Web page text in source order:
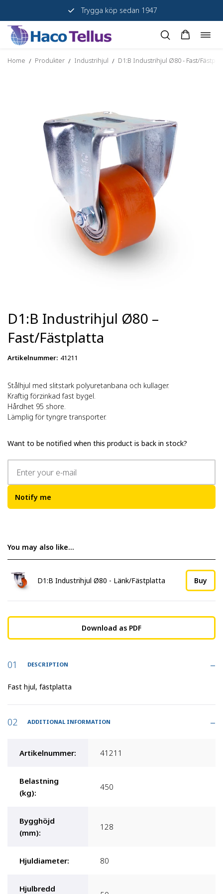
Trygga köp sedan 1947
Skip
content
Home / Produkter / Industrihjul / D1:B Industrihjul Ø80 - Fast/
D1:B Industrihjul Ø80 –
Fast/Fästplatta
Artikelnummer: 41211
Stålhjul med slitstark polyuretanbana och kullager.
Kraftig förzinkad fast bygel.
Hårdhet 95 shore.
Lämplig för tyngre transporter.
Want to be notified when this product is back in stock?
Notify me
You may also like…
D1:B Industrihjul Ø80 - Länk/Fästplatta Buy
Download as PDF
DESCRIPTION
Fast hjul, fästplatta
ADDITIONAL INFORMATION
Artikelnummer: 41211
Belastning
(kg):
450
Bygghöjd
(mm):
128
Hjuldiameter: 80
Hjulbredd